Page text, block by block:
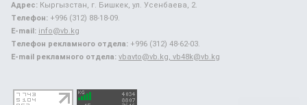
Адрес: Кыргызстан, г. Бишкек, ул. Усенбаева, 2.
Телефон: +996 (312) 88-18-09.
E-mail: info@vb.kg
Телефон рекламного отдела: +996 (312) 48-62-03.
E-mail рекламного отдела: vbavto@vb.kg, vb48k@vb.kg